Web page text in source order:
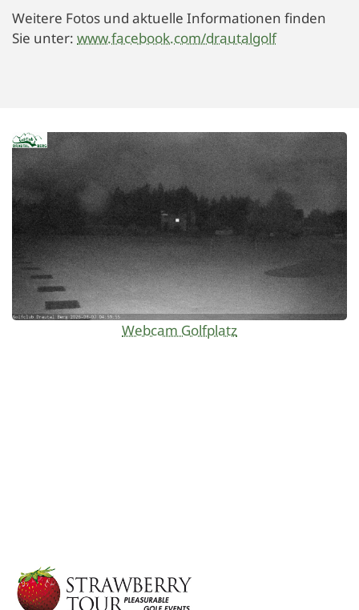
Webcam Golfplatz
Weitere Fotos und aktuelle Informationen finden
Sie unter: www.facebook.com/drautalgolf